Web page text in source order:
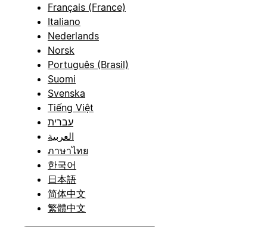
Français (France)
Italiano
Nederlands
Norsk
Português (Brasil)
Suomi
Svenska
Tiếng Việt
עברית
العربية
ภาษาไทย
한국어
日本語
简体中文
繁體中文